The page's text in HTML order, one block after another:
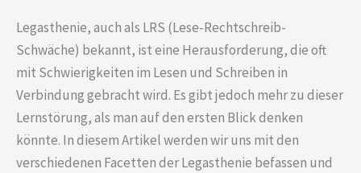
Legasthenie, auch als LRS (Lese-Rechtschreib-
Schwäche) bekannt, ist eine Herausforderung, die oft
mit Schwierigkeiten im Lesen und Schreiben in
Verbindung gebracht wird. Es gibt jedoch mehr zu dieser
Lernstörung, als man auf den ersten Blick denken
könnte. In diesem Artikel werden wir uns mit den
verschiedenen Facetten der Legasthenie befassen und